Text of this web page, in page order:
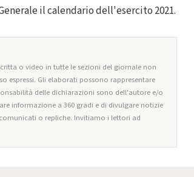
il calendario dell'esercito 2021.
o video in tutte le sezioni del giornale non
espressi. Gli elaborati possono rappresentare
delle dichiarazioni sono dell'autore e/o
informazione a 360 gradi e di divulgare notizie
o repliche. Invitiamo i lettori ad